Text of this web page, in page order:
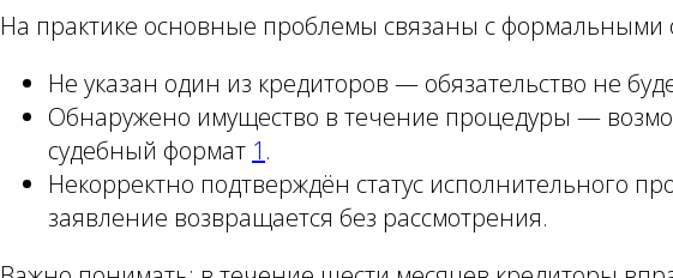
На практике основные проблемы связаны с формальными
Не указан один из кредиторов — обязательство не
Обнаружено имущество в течение процедуры —
судебный формат 1 .
Некорректно подтверждён статус исполнительного
заявление возвращается без рассмотрения.